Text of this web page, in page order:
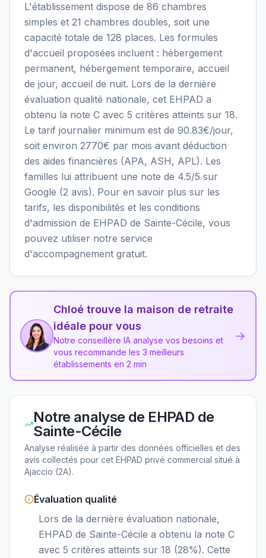
L'établissement dispose de 86 chambres
simples et 21 chambres doubles, soit une
capacité totale de 128 places. Les formules
d'accueil proposées incluent : hébergement
permanent, hébergement temporaire, accueil
de jour, accueil de nuit. Lors de la dernière
évaluation qualité nationale, cet EHPAD a
obtenu la note C avec 5 critères atteints sur 18.
Le tarif journalier minimum est de 90.83€/jour,
soit environ 2770€ par mois avant déduction
des aides financières (APA, ASH, APL). Les
familles lui attribuent une note de 4.5/5 sur
Google (2 avis). Pour en savoir plus sur les
tarifs, les disponibilités et les conditions
d'admission de EHPAD de Sainte-Cécile, vous
pouvez utiliser notre service
d'accompagnement gratuit.
Chloé trouve la maison de retraite
idéale pour vous
Notre conseillère IA analyse vos besoins et
vous recommande les 3 meilleurs
établissements en 2 min
→
Notre analyse de EHPAD de
Sainte-Cécile
Analyse réalisée à partir des données officielles et des
avis collectés pour cet EHPAD privé commercial situé à
Ajaccio (2A).
Évaluation qualité
Lors de la dernière évaluation nationale,
EHPAD de Sainte-Cécile a obtenu la note C
avec 5 critères atteints sur 18 (28%). Cette